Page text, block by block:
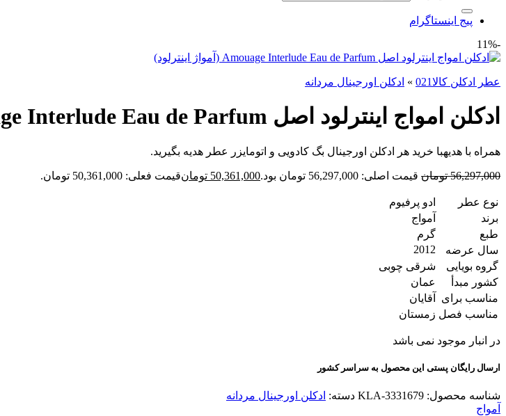
پیج اینستاگرام
-11%
عطر ادکلن کالا021 » ادکلن اورجینال مردانه
ادکلن امواج اینترلود اصل Amouage Interlude Eau de Parfum (آمواژ اینترلود)
همراه با هدیهبا خرید هر ادکلن اورجینال بگ کادویی و اتومایزر عطر هدیه بگیرید.
56,297,000 تومان قیمت اصلی: 56,297,000 تومان بود. 50,361,000 تومانقیمت فعلی: 50,361,000 تومان.
نوع عطر
ادو پرفیوم
برند
آمواج
طبع
گرم
سال عرضه
2012
گروه بویایی
شرقی چوبی
کشور مبدأ
عمان
مناسب برای
آقایان
مناسب فصل زمستان
در انبار موجود نمی باشد
ارسال رایگان پستی این محصول به سراسر کشور
شناسه محصول: KLA-3331679 دسته: ادکلن اورجینال مردانه
آمواج